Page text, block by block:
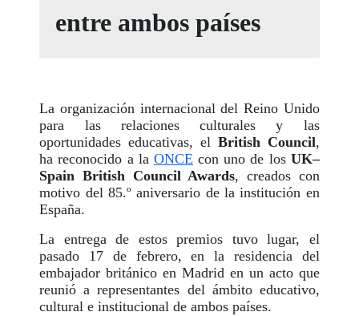
entre ambos países
La organización internacional del Reino Unido
para las relaciones culturales y las
oportunidades educativas, el British Council,
ha reconocido a la ONCE con uno de los UK–
Spain British Council Awards, creados con
motivo del 85.º aniversario de la institución en
España.
La entrega de estos premios tuvo lugar, el
pasado 17 de febrero, en la residencia del
embajador británico en Madrid en un acto que
reunió a representantes del ámbito educativo,
cultural e institucional de ambos países.